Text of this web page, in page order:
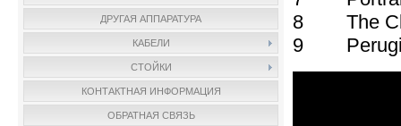
ДРУГАЯ АППАРАТУРА
КАБЕЛИ
СТОЙКИ
КОНТАКТНАЯ ИНФОРМАЦИЯ
ОБРАТНАЯ СВЯЗЬ
8 The
9